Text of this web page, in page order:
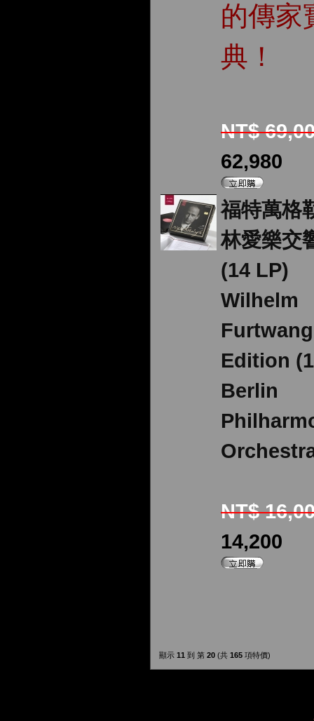
的傳家
典！
NT$
62,980
福特萬格
林愛樂交
(14 LP)
Wilhelm
Edition
Berlin
NT$
14,200
顯示 11 到 第 20 (共 165 項特價)